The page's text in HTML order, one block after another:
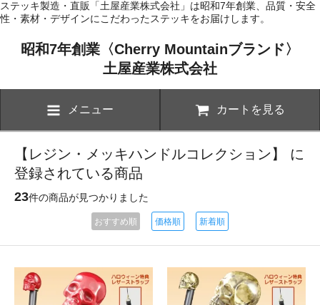
ステッキ製造・直販「土屋産業株式会社」は昭和7年創業、品質・安全
性・素材・デザインにこだわったステッキをお届けします。
昭和7年創業〈Cherry Mountainブランド〉
土屋産業株式会社
メニュー カートを見る
【レジン・メッキハンドルコレクション】 に
登録されている商品
23件の商品が見つかりました
おすすめ順 価格順 新着順